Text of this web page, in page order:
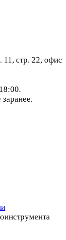
11, стр. 22, офис